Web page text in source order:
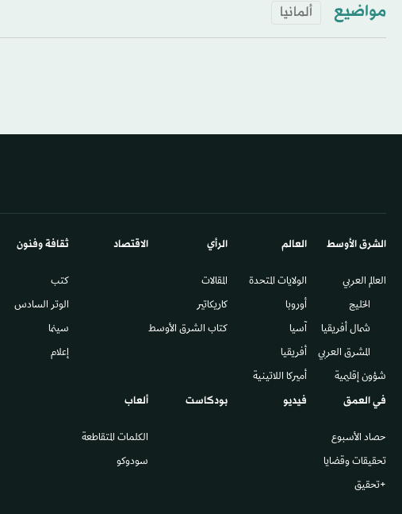
مواضيع ألمانيا
الشرق الأوسط​
العالم العربي
الخليج
شمال أفريقيا
المشرق العربي
شؤون إقليمية
العالم
الولايات المتحدة
أوروبا
آسيا
أفريقيا
أميركا اللاتينية
الرأي
المقالات
كاريكاتير
كتاب الشرق الأوسط
الاقتصاد ثقافة وفنون
كتب
الوتر السادس​
سينما
إعلام
في العمق
حصاد الأسبوع
تحقيقات وقضايا
+تحقيق
فيديو بودكاست ألعاب
الكلمات المتقاطعة
سودوكو